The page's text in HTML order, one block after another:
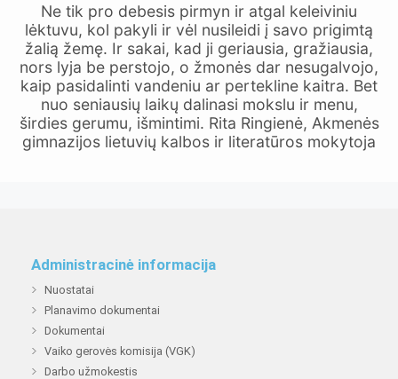
Ne tik pro debesis pirmyn ir atgal keleiviniu
lėktuvu, kol pakyli ir vėl nusileidi į savo prigimtą
žalią žemę. Ir sakai, kad ji geriausia, gražiausia,
nors lyja be perstojo, o žmonės dar nesugalvojo,
kaip pasidalinti vandeniu ar pertekline kaitra. Bet
nuo seniausių laikų dalinasi mokslu ir menu,
širdies gerumu, išmintimi. Rita Ringienė, Akmenės
gimnazijos lietuvių kalbos ir literatūros mokytoja
Administracinė informacija
Nuostatai
Planavimo dokumentai
Dokumentai
Vaiko gerovės komisija (VGK)
Darbo užmokestis